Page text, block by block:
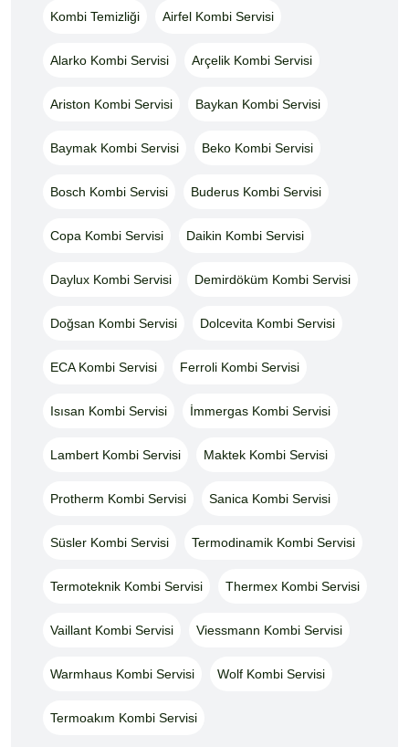
Kombi Temizliği Airfel Kombi Servisi
Alarko Kombi Servisi Arçelik Kombi Servisi
Ariston Kombi Servisi Baykan Kombi Servisi
Baymak Kombi Servisi Beko Kombi Servisi
Bosch Kombi Servisi Buderus Kombi Servisi
Copa Kombi Servisi Daikin Kombi Servisi
Daylux Kombi Servisi Demirdöküm Kombi Servisi
Doğsan Kombi Servisi Dolcevita Kombi Servisi
ECA Kombi Servisi Ferroli Kombi Servisi
Isısan Kombi Servisi İmmergas Kombi Servisi
Lambert Kombi Servisi Maktek Kombi Servisi
Protherm Kombi Servisi Sanica Kombi Servisi
Süsler Kombi Servisi Termodinamik Kombi Servisi
Termoteknik Kombi Servisi Thermex Kombi Servisi
Vaillant Kombi Servisi Viessmann Kombi Servisi
Warmhaus Kombi Servisi Wolf Kombi Servisi
Termoakım Kombi Servisi